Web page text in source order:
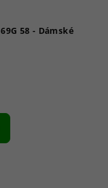
Guess sluneční brýle GU7919 69G 58 - Dámské